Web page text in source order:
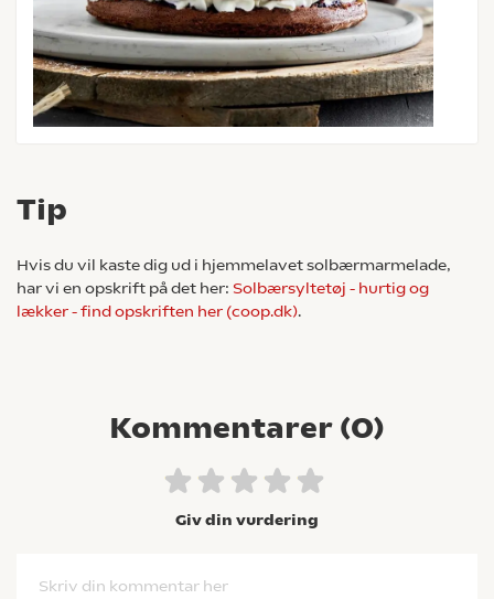
Tip
Hvis du vil kaste dig ud i hjemmelavet solbærmarmelade,
har vi en opskrift på det her: Solbærsyltetøj - hurtig og
lækker - find opskriften her (coop.dk).
Kommentarer (0)
Giv din vurdering
Skriv din kommentar her